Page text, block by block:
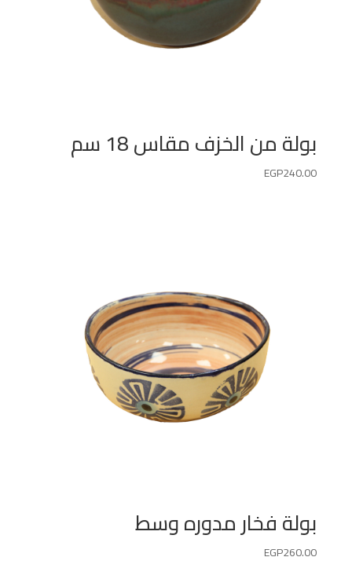
بولة من الخزف مقاس 18 سم
EGP240.00
بولة فخار مدوره وسط
EGP260.00